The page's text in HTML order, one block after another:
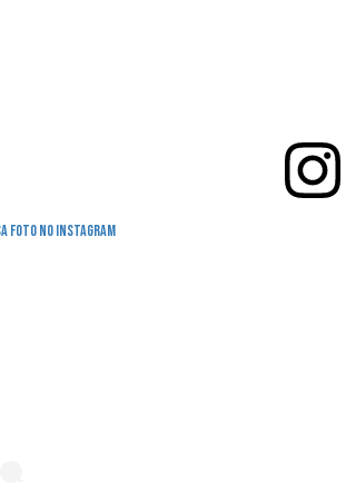
foto no Instagram